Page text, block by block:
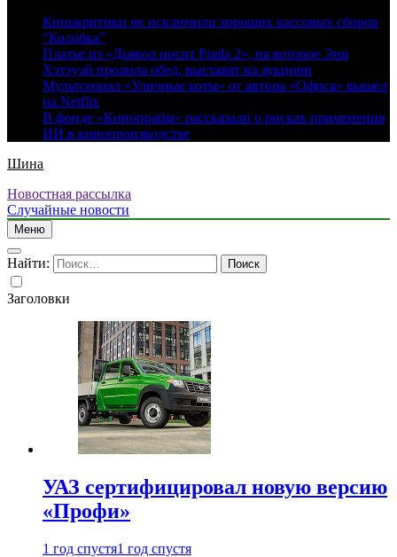
Кинокритики не исключили хороших кассовых сборов
“Колобка”
Платье из «Дьявол носит Prada 2», на которое Энн
Хэтэуэй пролила обед, выставят на аукцион
Мультсериал «Уличные коты» от автора «Офиса» вышел
на Netflix
В фонде «Кинопрайм» рассказали о рисках применения
ИИ в кинопроизводстве
Шина
Новостная рассылка
Случайные новости
Меню
Найти:
Заголовки
УАЗ сертифицировал новую версию
«Профи»
1 год спустя1 год спустя